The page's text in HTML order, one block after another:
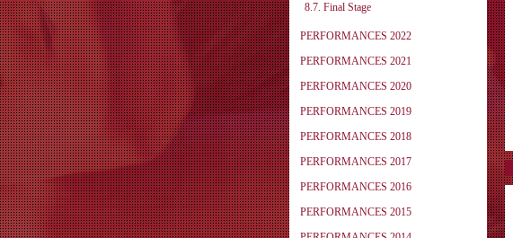
8.7. Final Stage
PERFORMANCES 2022
PERFORMANCES 2021
PERFORMANCES 2020
PERFORMANCES 2019
PERFORMANCES 2018
PERFORMANCES 2017
PERFORMANCES 2016
PERFORMANCES 2015